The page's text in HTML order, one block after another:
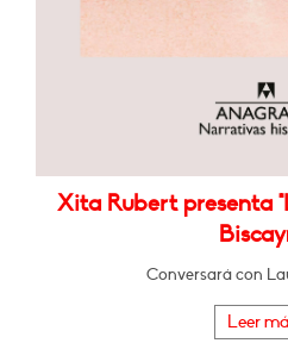
Xita Rubert presenta
Conversará con
Leer